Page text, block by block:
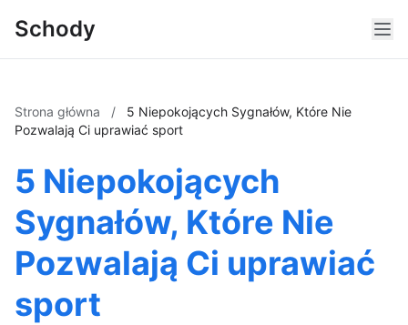
Schody
Strona główna /
5 Niepokojących Sygnałów, Które Nie
Pozwalają Ci uprawiać sport
5 Niepokojących
Sygnałów, Które Nie
Pozwalają Ci uprawiać
sport